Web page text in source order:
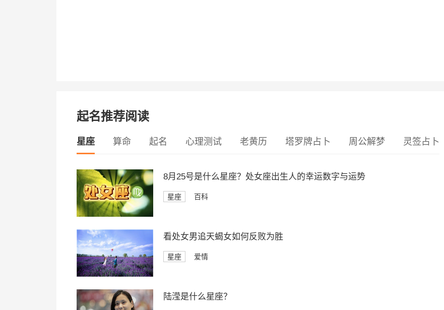
起名推荐阅读
星座 算命 起名 心理测试 老黄历 塔罗牌占卜 周公解梦 灵签占卜
8月25号是什么星座？处女座出生人的幸运数字与运势
星座 百科
看处女男追天蝎女如何反败为胜
星座 爱情
陆滢是什么星座？